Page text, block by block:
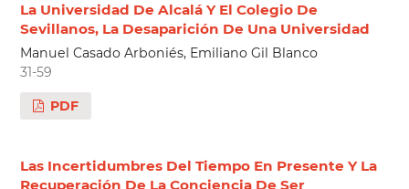
La Universidad De Alcalá Y El Colegio De
Sevillanos, La Desaparición De Una Universidad
Manuel Casado Arboniés, Emiliano Gil Blanco
31-59
PDF
Las Incertidumbres Del Tiempo En Presente Y La
Recuperación De La Conciencia De Ser